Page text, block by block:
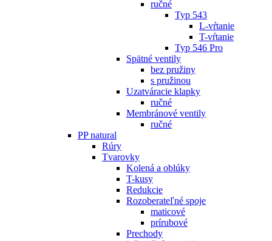
ručné
Typ 543
L-vŕtanie
T-vŕtanie
Typ 546 Pro
Spätné ventily
bez pružiny
s pružinou
Uzatváracie klapky
ručné
Membránové ventily
ručné
PP natural
Rúry
Tvarovky
Kolená a oblúky
T-kusy
Redukcie
Rozoberateľné spoje
maticové
prírubové
Prechody